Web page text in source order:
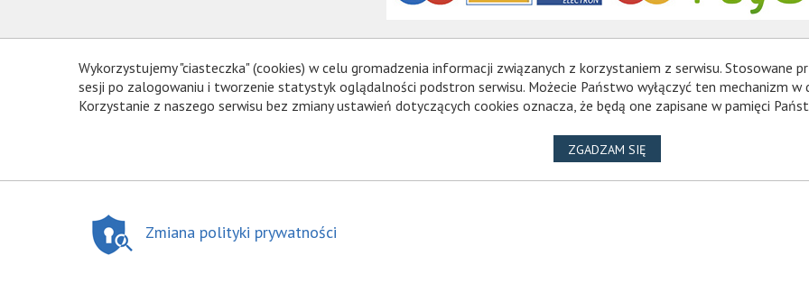
Wykorzystujemy "ciasteczka" (cookies) w celu gromadzenia informacji związanych z korzystaniem z serwisu. Stosowane
sesji po zalogowaniu i tworzenie statystyk oglądalności podstron serwisu. Możecie Państwo wyłączyć ten mechanizm
Korzystanie z naszego serwisu bez zmiany ustawień dotyczących cookies oznacza, że będą one zapisane w pamięci
ZGADZAM SIĘNA WYKORZYSTANIE PLIKÓW
Zmiana polityki prywatności